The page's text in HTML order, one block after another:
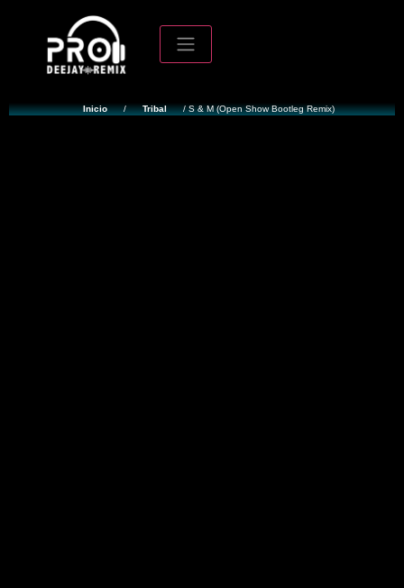
Inicio / Tribal / S & M (Open Show Bootleg Remix)